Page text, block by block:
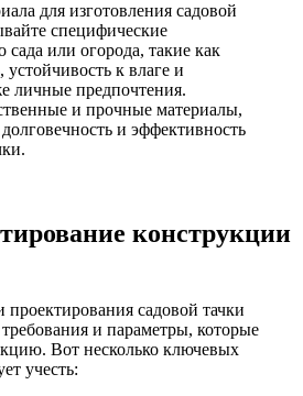
для изготовления садовой
специфические
сада или огорода, такие как
устойчивость к влаге и
личные предпочтения.
и прочные материалы,
и эффективность
конструкции
проектирования садовой тачки
и параметры, которые
Вот несколько ключевых
учесть: